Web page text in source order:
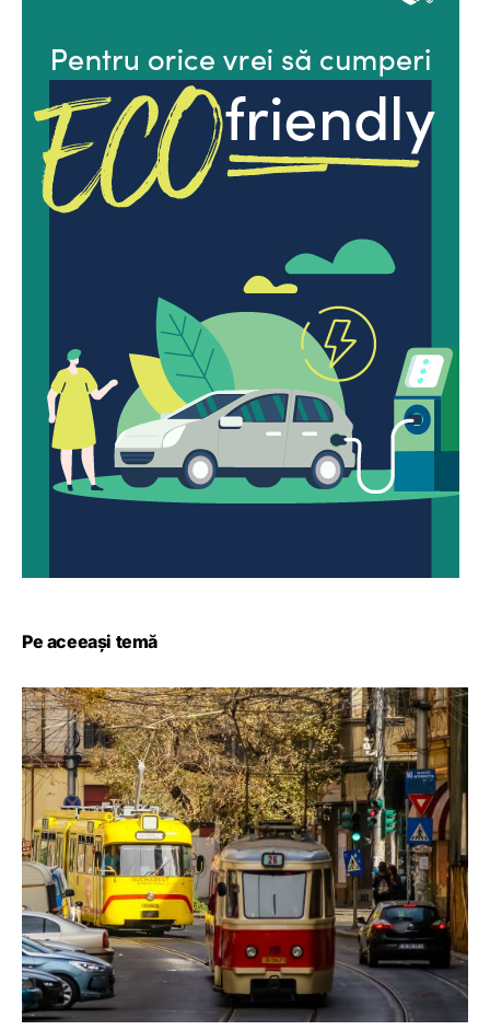
Pe aceeași temă